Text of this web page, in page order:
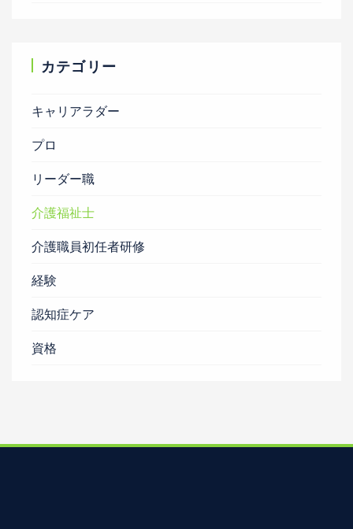
カテゴリー
キャリアラダー
プロ
リーダー職
介護福祉士
介護職員初任者研修
経験
認知症ケア
資格